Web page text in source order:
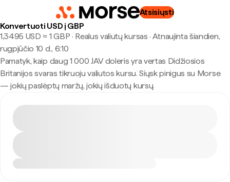
Atsisiųsti
Konvertuoti USD į GBP
1,3495 USD ≈ 1 GBP · Realus valiutų kursas · Atnaujinta šiandien,
rugpjūčio 10 d., 6:10
Pamatyk, kaip daug 1 000 JAV doleris yra vertas Didžiosios
Britanijos svaras tikruoju valiutos kursu. Siųsk pinigus su Morse
— jokių paslėptų maržų, jokių išduotų kursų.